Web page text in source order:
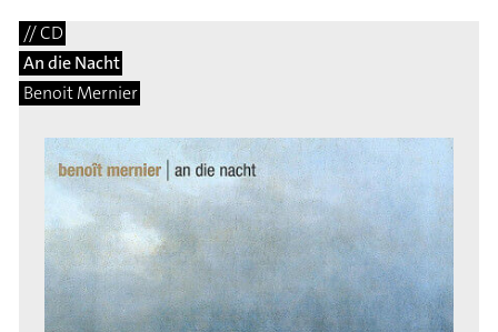
// CD
An die Nacht
Benoit Mernier